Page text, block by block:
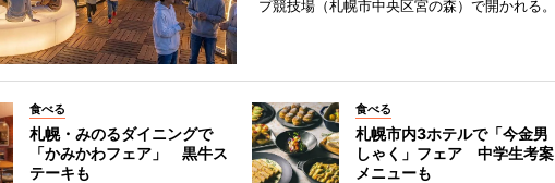
プ競技場（札幌市中央区宮の森）で開かれる。
食べる
札幌・みのるダイニングで
「かみかわフェア」 黒牛ス
テーキも
食べる
札幌市内3ホテルで「今金男
しゃく」フェア 中学生考案
メニューも